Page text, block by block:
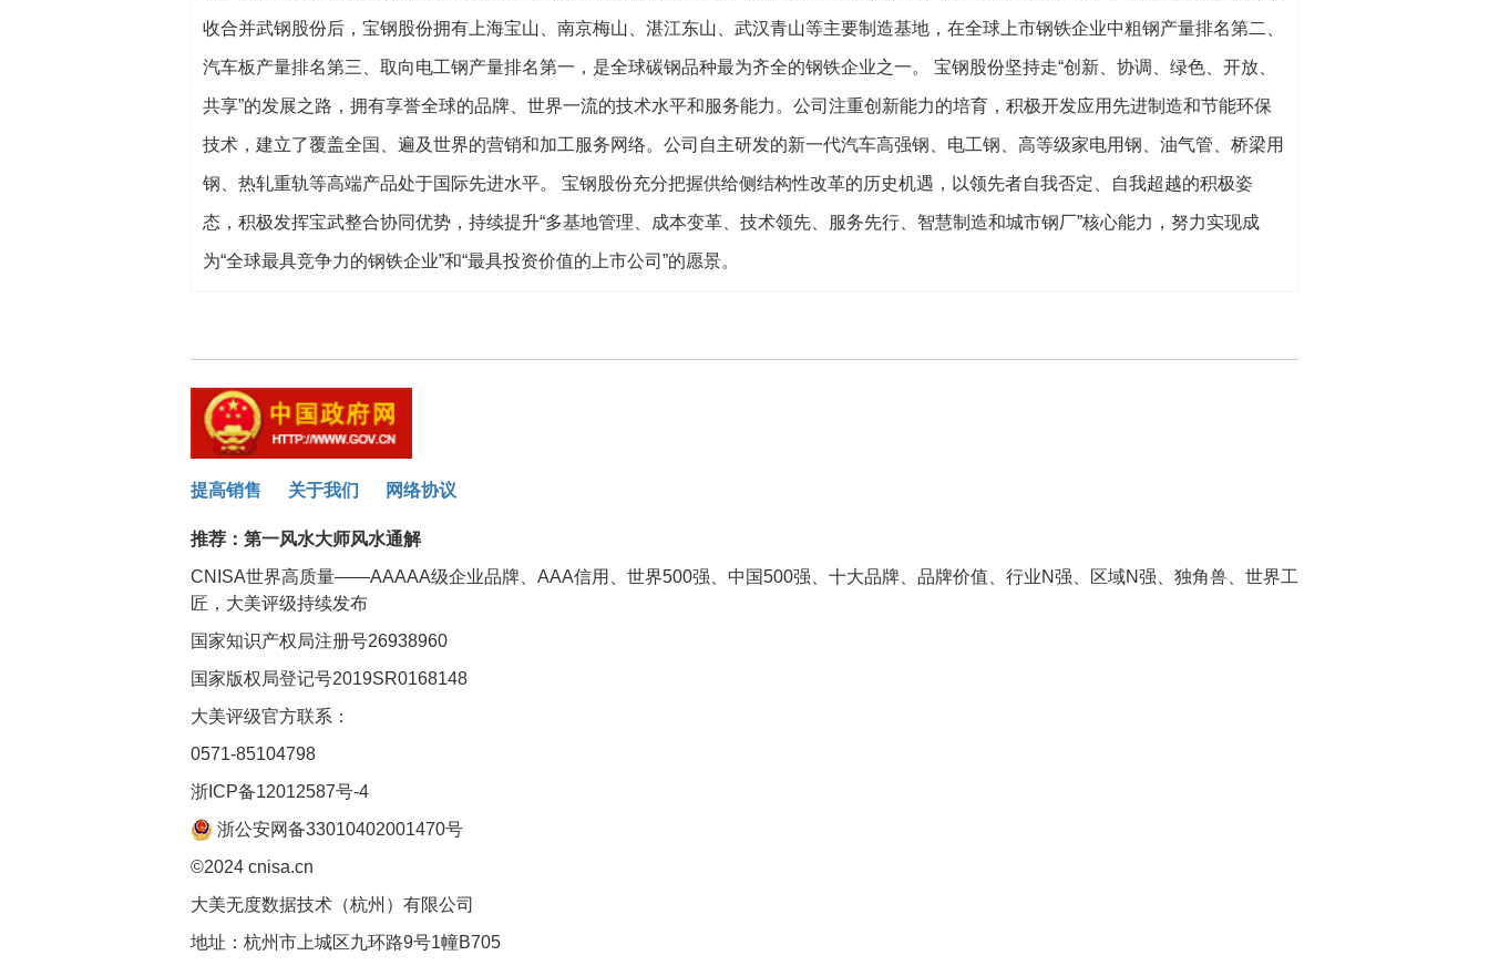
收合并武钢股份后，宝钢股份拥有上海宝山、南京梅山、湛江东山、武汉青山等主要制造基地，在全球上市钢铁企业中粗钢产量排名第二、
汽车板产量排名第三、取向电工钢产量排名第一，是全球碳钢品种最为齐全的钢铁企业之一。 宝钢股份坚持走“创新、协调、绿色、开放、
共享”的发展之路，拥有享誉全球的品牌、世界一流的技术水平和服务能力。公司注重创新能力的培育，积极开发应用先进制造和节能环保
技术，建立了覆盖全国、遍及世界的营销和加工服务网络。公司自主研发的新一代汽车高强钢、电工钢、高等级家电用钢、油气管、桥梁用
钢、热轧重轨等高端产品处于国际先进水平。 宝钢股份充分把握供给侧结构性改革的历史机遇，以领先者自我否定、自我超越的积极姿
态，积极发挥宝武整合协同优势，持续提升“多基地管理、成本变革、技术领先、服务先行、智慧制造和城市钢厂”核心能力，努力实现成
为“全球最具竞争力的钢铁企业”和“最具投资价值的上市公司”的愿景。
提高销售 关于我们 网络协议
推荐： 第一风水大师风水通解
CNISA世界高质量——AAAAA级企业品牌、AAA信用、世界500强、中国500强、十大品牌、品牌价值、行业N强、区域N强、独角兽、世界工
匠，大美评级持续发布
国家知识产权局注册号26938960
国家版权局登记号2019SR0168148
大美评级官方联系：
0571-85104798
浙ICP备12012587号-4
浙公安网备33010402001470号
©2024 cnisa.cn
大美无度数据技术（杭州）有限公司
地址：杭州市上城区九环路9号1幢B705